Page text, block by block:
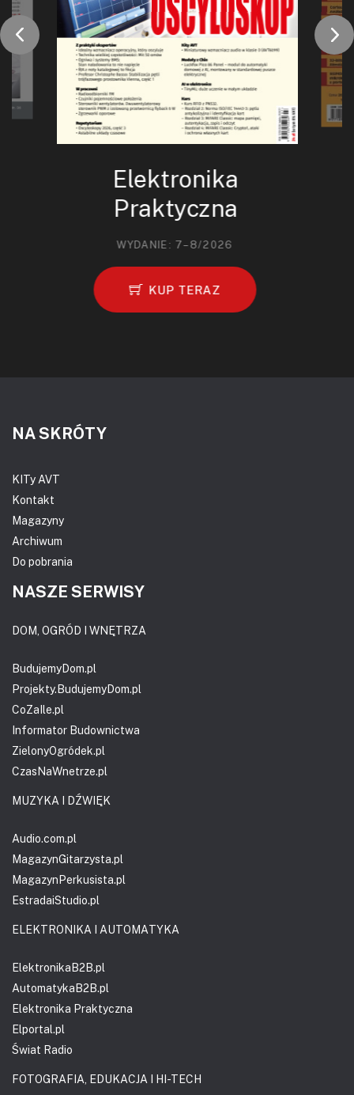
Elektronika
Praktyczna
WYDANIE: 7–8/2026
KUP TERAZ
NA SKRÓTY
KITy AVT
Kontakt
Magazyny
Archiwum
Do pobrania
NASZE SERWISY
DOM, OGRÓD I WNĘTRZA
BudujemyDom.pl
Projekty.BudujemyDom.pl
CoZaIle.pl
Informator Budownictwa
ZielonyOgródek.pl
CzasNaWnetrze.pl
MUZYKA I DŹWIĘK
Audio.com.pl
MagazynGitarzysta.pl
MagazynPerkusista.pl
EstradaiStudio.pl
ELEKTRONIKA I AUTOMATYKA
ElektronikaB2B.pl
AutomatykaB2B.pl
Elektronika Praktyczna
Elportal.pl
Świat Radio
FOTOGRAFIA, EDUKACJA I HI-TECH